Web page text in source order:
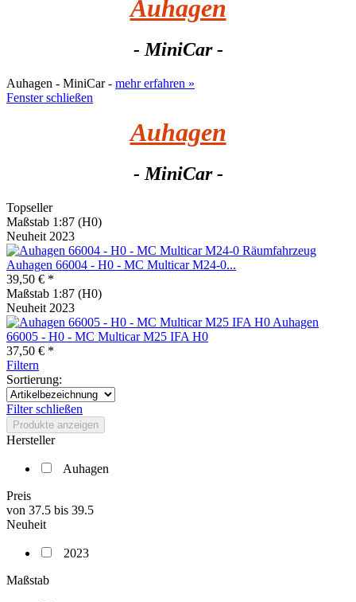
Auhagen
- MiniCar -
Auhagen - MiniCar - mehr erfahren »
Fenster schließen
Auhagen
- MiniCar -
Topseller
Maßstab 1:87 (H0)
Neuheit 2023
Auhagen 66004 - H0 - MC Multicar M24-0...
39,50 € *
Maßstab 1:87 (H0)
Neuheit 2023
Auhagen
66005 - H0 - MC Multicar M25 IFA H0
37,50 € *
Filtern
Sortierung:
Filter schließen
Produkte anzeigen
Hersteller
Auhagen
Preis
von 37.5 bis 39.5
Neuheit
2023
Maßstab